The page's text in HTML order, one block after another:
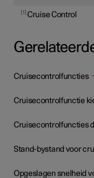
1 Cruise Control
Cruisecontrolfuncties
Cruisecontrolfunctie
Cruisecontrolfuncties
Stand-bystand voor